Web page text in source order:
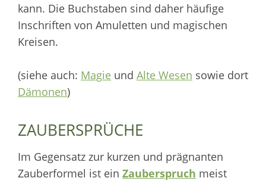
kann. Die Buchstaben sind daher häufige
Inschriften von Amuletten und magischen
Kreisen.
(siehe auch: Magie und Alte Wesen sowie dort
Dämonen)
ZAUBERSPRÜCHE
Im Gegensatz zur kurzen und prägnanten
Zauberformel ist ein Zauberspruch meist